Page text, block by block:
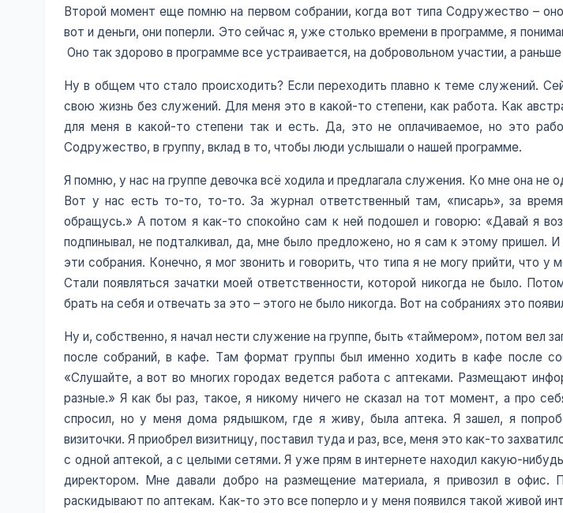
Второй момент еще помню на первом собрании, когда вот типа Содружество –
вот и деньги, они поперли. Это сейчас я, уже столько времени в программе, я
Оно так здорово в программе все устраивается, на добровольном участии, а
Ну в общем что стало происходить? Если переходить плавно к теме служений.
свою жизнь без служений. Для меня это в какой-то степени, как работа. Как
для меня в какой-то степени так и есть. Да, это не оплачиваемое, но это
Содружество, в группу, вклад в то, чтобы люди услышали о нашей программе.
Я помню, у нас на группе девочка всё ходила и предлагала служения. Ко мне она не
Вот у нас есть то-то, то-то. За журнал ответственный там, «писарь», за
обращусь.» А потом я как-то спокойно сам к ней подошел и говорю: «Давай я
подпинывал, не подталкивал, да, мне было предложено, но я сам к этому пришел.
эти собрания. Конечно, я мог звонить и говорить, что типа я не могу прийти, что
Стали появляться зачатки моей ответственности, которой никогда не было.
брать на себя и отвечать за это – этого не было никогда. Вот на собраниях это
Ну и, собственно, я начал нести служение на группе, быть «таймером», потом вел
после собраний, в кафе. Там формат группы был именно ходить в кафе после
«Слушайте, а вот во многих городах ведется работа с аптеками. Размещают
разные.» Я как бы раз, такое, я никому ничего не сказал на тот момент, а про
спросил, но у меня дома рядышком, где я живу, была аптека. Я зашел, я
визиточки. Я приобрел визитницу, поставил туда и раз, все, меня это как-то
с одной аптекой, а с целыми сетями. Я уже прям в интернете находил какую-
директором. Мне давали добро на размещение материала, я привозил в офис.
раскидывают по аптекам. Как-то это все поперло и у меня появился такой живой